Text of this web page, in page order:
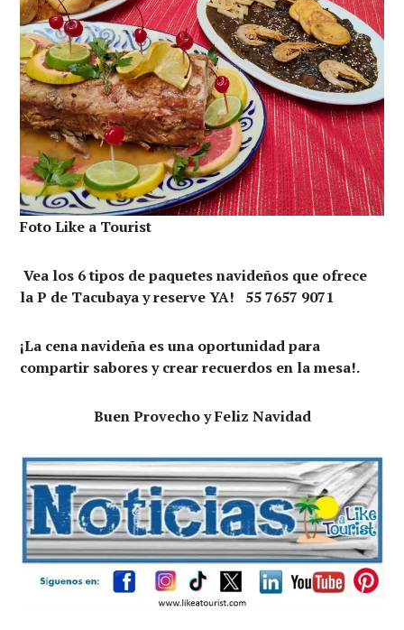
Foto Like a Tourist
Vea los 6 tipos de paquetes navideños que ofrece
la P de Tacubaya y reserve YA! 55 7657 9071
¡La cena navideña es una oportunidad para
compartir sabores y crear recuerdos en la mesa!.
Buen Provecho y Feliz Navidad